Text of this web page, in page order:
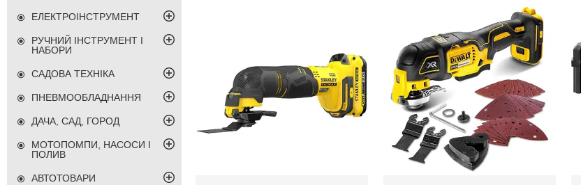
ЕЛЕКТРОІНСТРУМЕНТ
РУЧНИЙ ІНСТРУМЕНТ І
НАБОРИ
САДОВА ТЕХНІКА
ПНЕВМООБЛАДНАННЯ
ДАЧА, САД, ГОРОД
МОТОПОМПИ, НАСОСИ І
ПОЛИВ
АВТОТОВАРИ